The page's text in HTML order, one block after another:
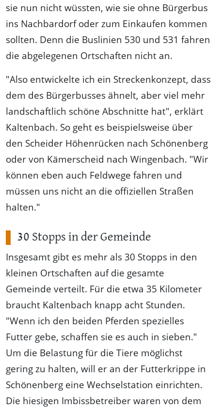
sie nun nicht wüssten, wie sie ohne Bürgerbus
ins Nachbardorf oder zum Einkaufen kommen
sollten. Denn die Buslinien 530 und 531 fahren
die abgelegenen Ortschaften nicht an.
"Also entwickelte ich ein Streckenkonzept, dass
dem des Bürgerbusses ähnelt, aber viel mehr
landschaftlich schöne Abschnitte hat", erklärt
Kaltenbach. So geht es beispielsweise über
den Scheider Höhenrücken nach Schönenberg
oder von Kämerscheid nach Wingenbach. "Wir
können eben auch Feldwege fahren und
müssen uns nicht an die offiziellen Straßen
halten."
30 Stopps in der Gemeinde
Insgesamt gibt es mehr als 30 Stopps in den
kleinen Ortschaften auf die gesamte
Gemeinde verteilt. Für die etwa 35 Kilometer
braucht Kaltenbach knapp acht Stunden.
"Wenn ich den beiden Pferden spezielles
Futter gebe, schaffen sie es auch in sieben."
Um die Belastung für die Tiere möglichst
gering zu halten, will er an der Futterkrippe in
Schönenberg eine Wechselstation einrichten.
Die hiesigen Imbissbetreiber waren von dem